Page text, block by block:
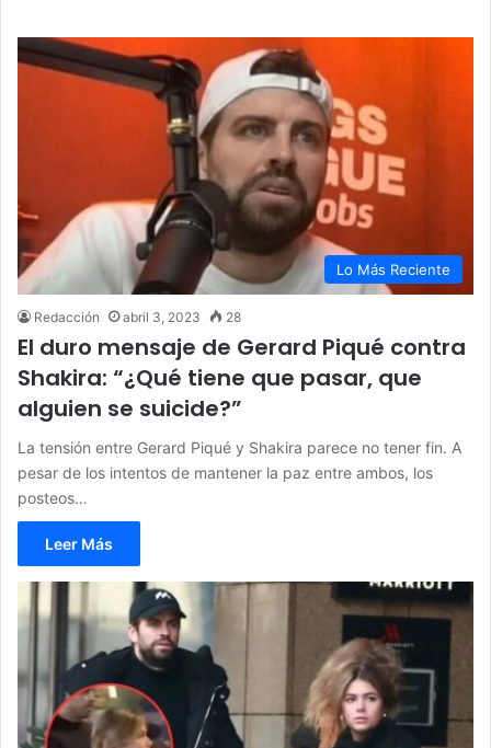
Lo Más Reciente
Redacción abril 3, 2023 28
El duro mensaje de Gerard Piqué contra
Shakira: “¿Qué tiene que pasar, que
alguien se suicide?”
La tensión entre Gerard Piqué y Shakira parece no tener fin. A
pesar de los intentos de mantener la paz entre ambos, los
posteos…
Leer Más